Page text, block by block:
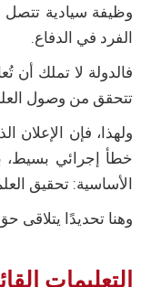
وظيفة سيادية تتصل
الفرد في الدفاع.
فالدولة لا تملك أن
تتحقق من وصول
ولهذا، فإن الإعلان
خطأ إجرائي بسيط،
الأساسية: تحقيق
وهنا تحديدًا يتلاقى
التعليمات